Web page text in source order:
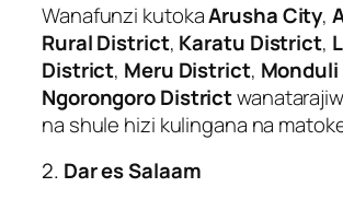
Wanafunzi kutokaArusha City,
Rural District, Karatu District,
District, Meru District,
Ngorongoro District
na shule hizi kulingana na
2. Dar es Salaam